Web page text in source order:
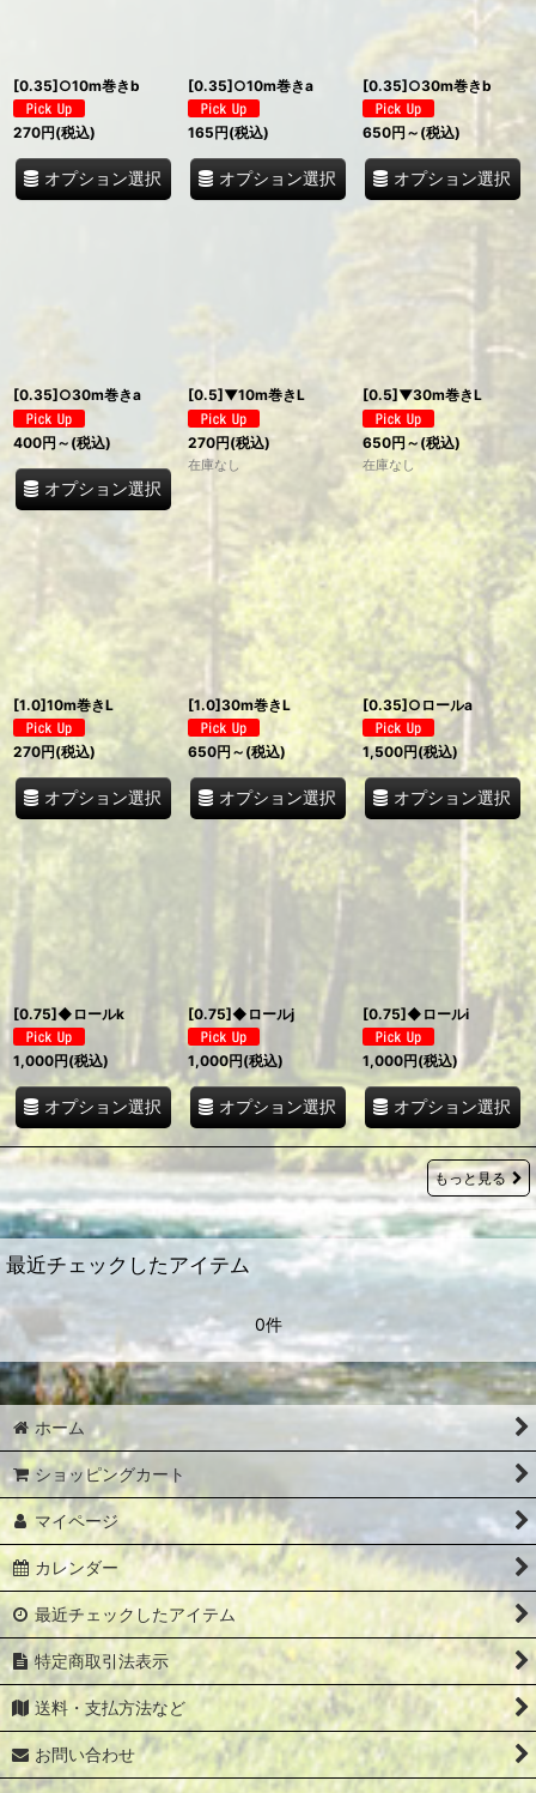
[0.35]○10m巻きb
270円(税込)
オプション選択
[0.35]○10m巻きa
165円(税込)
オプション選択
[0.35]○30m巻きb
650円 ～ (税込)
オプション選択
[0.35]○30m巻きa
400円～ (税込)
オプション選択
[0.5]▼10m巻きL
270円(税込)
在庫なし
[0.5]▼30m巻きL
650円～ (税込)
在庫なし
[1.0]10m巻きL
270円(税込)
オプション選択
[1.0]30m巻きL
650円 ～ (税込)
オプション選択
[0.35]○ロールa
1,500円(税込)
オプション選択
[0.75]◆ロールk
1,000円(税込)
オプション選択
[0.75]◆ロールj
1,000円(税込)
オプション選択
[0.75]◆ロールi
1,000円(税込)
オプション選択
もっと見る
最近チェックしたアイテム
0件
ホーム
ショッピングカート
マイページ
カレンダー
最近チェックしたアイテム
特定商取引法表示
送料・支払方法など
お問い合わせ